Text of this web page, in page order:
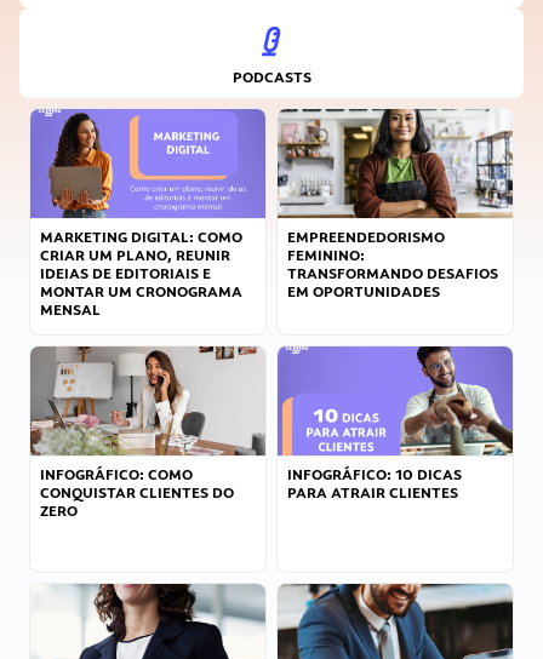
PODCASTS
MARKETING DIGITAL: COMO
CRIAR UM PLANO, REUNIR
IDEIAS DE EDITORIAIS E
MONTAR UM CRONOGRAMA
MENSAL
EMPREENDEDORISMO
FEMININO:
TRANSFORMANDO DESAFIOS
EM OPORTUNIDADES
INFOGRÁFICO: COMO
CONQUISTAR CLIENTES DO
ZERO
INFOGRÁFICO: 10 DICAS
PARA ATRAIR CLIENTES